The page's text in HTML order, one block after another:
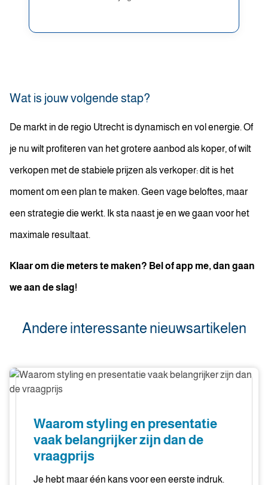
Wat is jouw volgende stap?
De markt in de regio Utrecht is dynamisch en vol energie. Of
je nu wilt profiteren van het grotere aanbod als koper, of wilt
verkopen met de stabiele prijzen als verkoper: dit is het
moment om een plan te maken. Geen vage beloftes, maar
een strategie die werkt. Ik sta naast je en we gaan voor het
maximale resultaat.
Klaar om die meters te maken? Bel of app me, dan gaan
we aan de slag!
Andere interessante nieuwsartikelen
Waarom
styling
presentatie
belangrijker
Waarom styling en presentatie
vaak belangrijker zijn dan de
vraagprijs
Je hebt maar één kans voor een eerste indruk.